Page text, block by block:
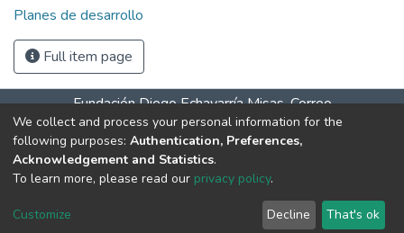
Planes de desarrollo
Full item page
Fundación Diego Echavarría Misas. Correo
salaitagui@bibliodem.org teléfono: 604 277 07 61 celular –
WhatsApp 31> Horarios de atención: Lunes a viernes 9:00
a.m. a 6:00 p.m. Sábados 10:00 a.m. a 4:00 p.m.
software
copyright © 2002-2026
Cookie
End User
Agreement
Send
Feedback
We collect and process your personal information for the
following purposes: Authentication, Preferences,
Acknowledgement and Statistics.
To learn more, please read our privacy policy.
Customize Decline That's ok